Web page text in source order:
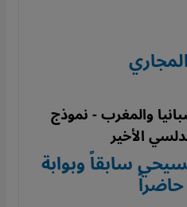
والمغرب - نموذج
الأخير
سابقاً وبوابة
حاضراً